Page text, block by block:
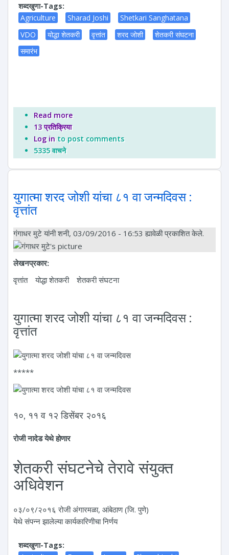
शब्दखुणा-Tags:
Agriculture
Sharad Joshi
Shetkari Sanghatana
VDO
योद्धा शेतकरी वृत्तांत शरद जोशी
शेतकरी संघटना
समारंभ
Read moreabout युगात्मा शरद जोशी : ८५ वी जयंती
13 प्रतिक्रिया
Log in to post comments
5335 वाचने
युगात्मा शरद जोशी यांचा ८१ वा जन्मदिवस :
वृत्तांत
गंगाधर मुटेयांनी शनी, 03/09/2016 - 16:53 ह्यावेळी प्रकाशित केले.
लेखनप्रकार:
वृत्तांत
योद्धा शेतकरी शेतकरी संघटना
युगात्मा शरद जोशी यांचा ८१ वा जन्मदिवस :
वृत्तांत
*****
१०, ११ व १२ डिसेंबर २०१६
रोजी नादेड येथे होणार
शेतकरी संघटनेचे तेरावे संयुक्त
अधिवेशन
०३/०९/२०१६ रोजी अंगारमळा, आंबेठाण (जि. पुणे)
येथे संपन्न झालेल्या कार्यकारिणीचा निर्णय
शब्दखुणा-Tags: